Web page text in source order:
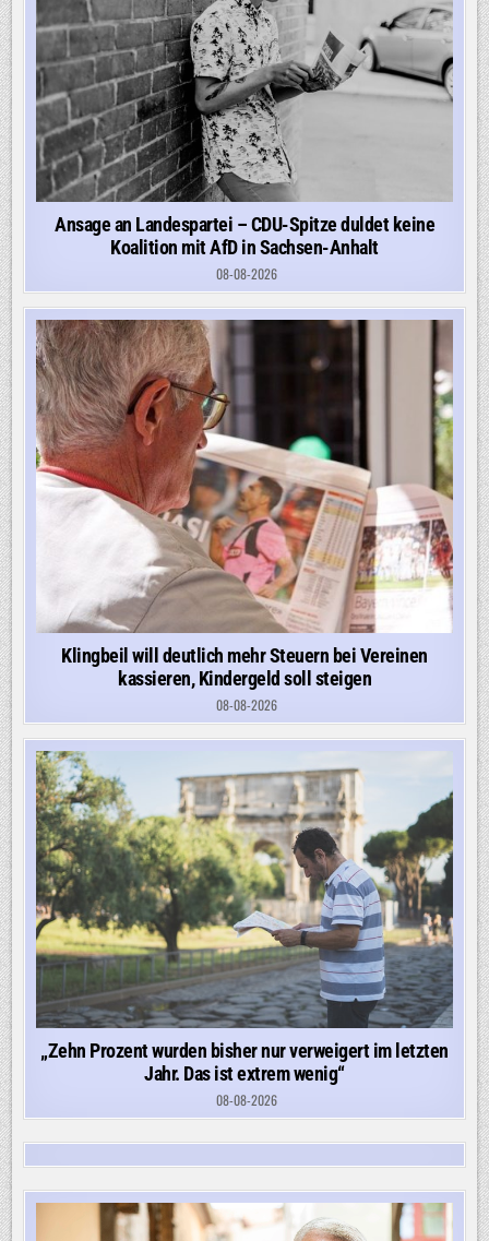
Ansage an Landespartei – CDU-Spitze duldet keine
Koalition mit AfD in Sachsen-Anhalt
08-08-2026
Klingbeil will deutlich mehr Steuern bei Vereinen
kassieren, Kindergeld soll steigen
08-08-2026
„Zehn Prozent wurden bisher nur verweigert im letzten
Jahr. Das ist extrem wenig“
08-08-2026